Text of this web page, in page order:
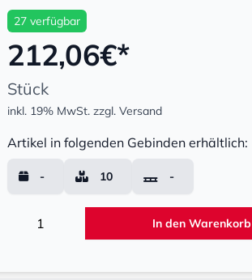
27 verfügbar
212,06€*
Stück
inkl. 19% MwSt. zzgl. Versand
Artikel in folgenden Gebinden erhältlich:
- 10 -
In den Warenkorb